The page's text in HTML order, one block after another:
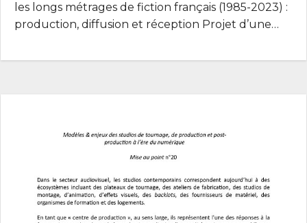
les longs métrages de fiction français (1985-2023) :
production, diffusion et réception Projet d’une…